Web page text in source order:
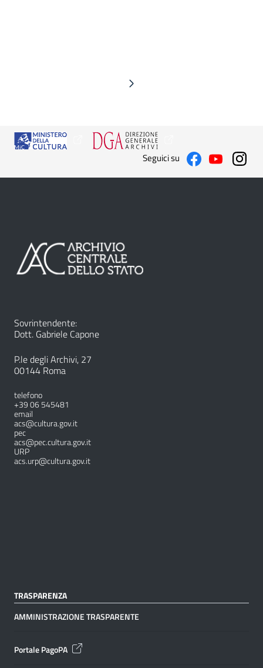
Seguici su
Sovrintendente:
Dott. Gabriele Capone
P.le degli Archivi, 27
00144 Roma
telefono
+39 06 545481
email
acs@cultura.gov.it
pec
acs@pec.cultura.gov.it
URP
acs.urp@cultura.gov.it
TRASPARENZA
AMMINISTRAZIONE TRASPARENTE
Portale PagoPA